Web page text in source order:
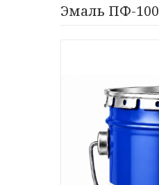
Эмаль ПФ-100